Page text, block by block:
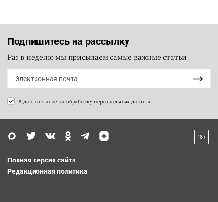
Подпишитесь на рассылку
Раз в неделю мы присылаем самые важные статьи
Я даю согласие на обработку персональных данных
18+
Полная версия сайта
Редакционная политика